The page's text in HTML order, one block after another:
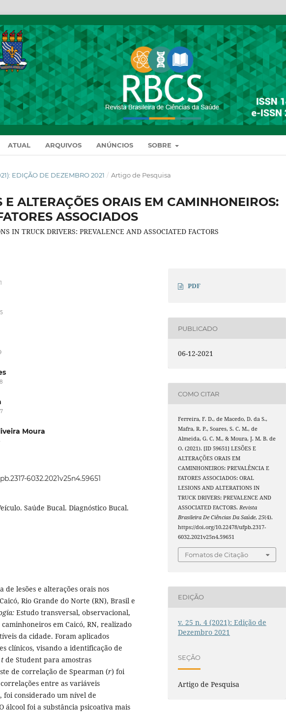
ATUAL ARQUIVOS ANÚNCIOS SOBRE
EDIÇÃO DE DEZEMBRO 2021 / Artigo de Pesquisa
E ALTERAÇÕES ORAIS EM CAMINHONEIROS:
ASSOCIADOS
IN TRUCK DRIVERS: PREVALENCE AND ASSOCIATED FACTORS
Moura
6032.2021v25n4.59651
Saúde Bucal. Diagnóstico Bucal.
lesões e alterações orais nos
Rio Grande do Norte (RN), Brasil e
Estudo transversal, observacional,
em Caicó, RN, realizado
da cidade. Foram aplicados
clínicos, visando a identificação de
t de Student para amostras
de correlação de Spearman (r) foi
entre as variáveis
foi considerado um nível de
álcool foi a substância psicoativa mais
PDF
PUBLICADO
06-12-2021
COMO CITAR
Ferreira, F. D., de Macedo, D. da S.,
Mafra, R. P., Soares, S. C. M., de
Almeida, G. C. M., & Moura, J. M. B. de
O. (2021). [ID 59651] LESÕES E
ALTERAÇÕES ORAIS EM
CAMINHONEIROS: PREVALÊNCIA E
FATORES ASSOCIADOS: ORAL
LESIONS AND ALTERATIONS IN
TRUCK DRIVERS: PREVALENCE AND
ASSOCIATED FACTORS.Revista
Brasileira De Ciências Da Saúde,25(4).
https://doi.org/10.22478/ufpb.2317-
6032.2021v25n4.59651
Fomatos de Citação
EDIÇÃO
v. 25 n. 4 (2021): Edição de
Dezembro 2021
SEÇÃO
Artigo de Pesquisa